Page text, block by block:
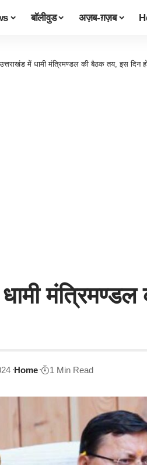
बॉलीवुड अज़ब-ग़ज़ब
उत्तराखंड में धामी मंत्रिमण्डल की बैठक तय, इस दिन
Home 1 Min Read